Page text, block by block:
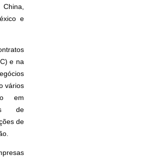
e
e na
vários
em
de
de